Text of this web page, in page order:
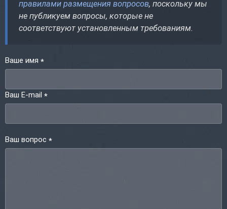
правилами размещения вопросов, поскольку мы
не публикуем вопросы, которые не
соответствуют установленным требованиям.
Ваше имя *
Ваш E-mail *
Ваш вопрос *